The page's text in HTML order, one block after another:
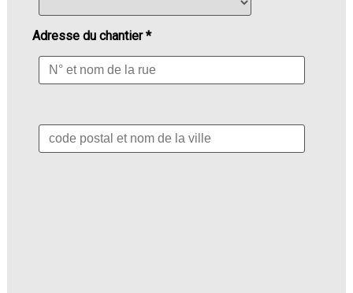
Adresse du chantier *